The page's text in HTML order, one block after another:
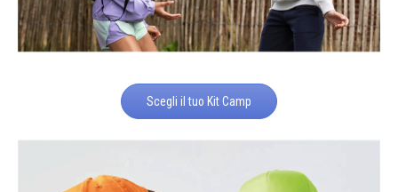
Scegli il tuo Kit Camp